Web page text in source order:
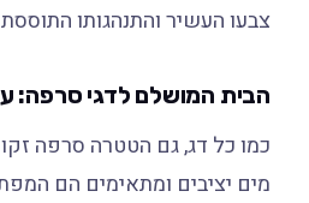
צבעו העשיר והתנהגותו
הבית המושלם לדגי סרפה:
כמו כל דג, גם הטטרה סרפה
מים יציבים ומתאימים הם